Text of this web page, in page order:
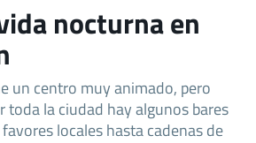
nocturna en
un centro muy animado, pero
toda la ciudad hay algunos bares
locales hasta cadenas de